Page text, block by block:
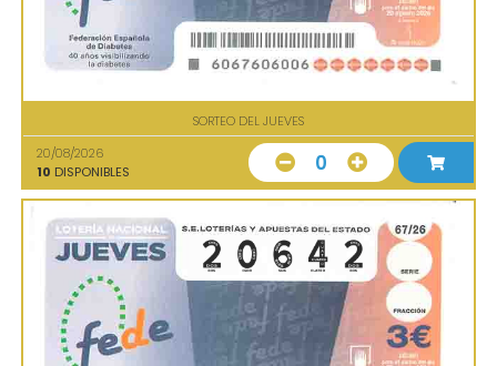
SORTEO DEL JUEVES
20/08/2026
10 DISPONIBLES 0